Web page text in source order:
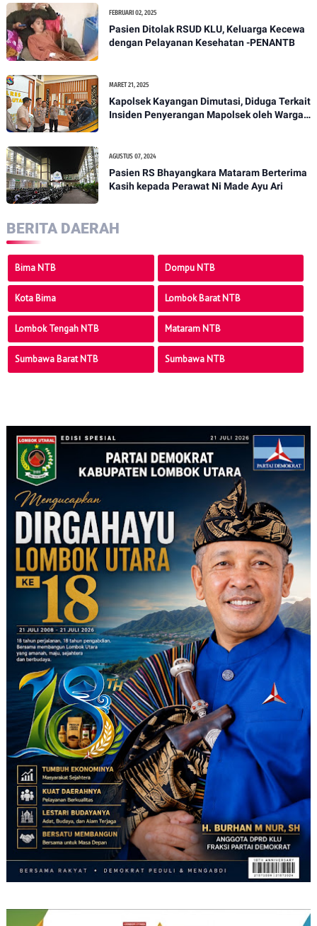
FEBRUARI 02, 2025
Pasien Ditolak RSUD KLU, Keluarga Kecewa
dengan Pelayanan Kesehatan -PENANTB
MARET 21, 2025
Kapolsek Kayangan Dimutasi, Diduga Terkait
Insiden Penyerangan Mapolsek oleh Warga -
AGUSTUS 07, 2024
Pasien RS Bhayangkara Mataram Berterima
Kasih kepada Perawat Ni Made Ayu Ari
BERITA DAERAH
Bima NTB Dompu NTB
Kota Bima Lombok Barat NTB
Lombok Tengah NTB Mataram NTB
Sumbawa Barat NTB Sumbawa NTB